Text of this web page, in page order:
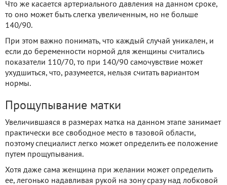
Что же касается артериального давления на данном сроке,
то оно может быть слегка увеличенным, но не больше
140/90.
При этом важно понимать, что каждый случай уникален, и
если до беременности нормой для женщины считались
показатели 110/70, то при 140/90 самочувствие может
ухудшиться, что, разумеется, нельзя считать вариантом
нормы.
Прощупывание матки
Увеличившаяся в размерах матка на данном этапе занимает
практически все свободное место в тазовой области,
поэтому специалист легко может определить ее положение
путем прощупывания.
Хотя даже сама женщина при желании может определить
ее, легонько надавливая рукой на зону сразу над лобковой